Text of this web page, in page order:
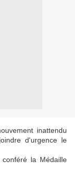
inattendu
d'urgence le
la Médaille